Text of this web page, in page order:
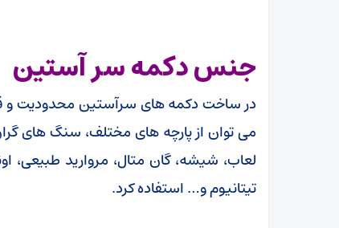
جنس دکمه سر آستین
در ساخت دکمه های سرآستین محدودیت و
می توان از پارچه های مختلف، سنگ های گران
لعاب، شیشه، گان متال، مروارید طبیعی،
تیتانیوم و… استفاده کرد.